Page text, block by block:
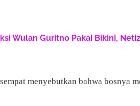
Wulan Guritno Pakai Bikini,
menyebutkan bahwa bosnya